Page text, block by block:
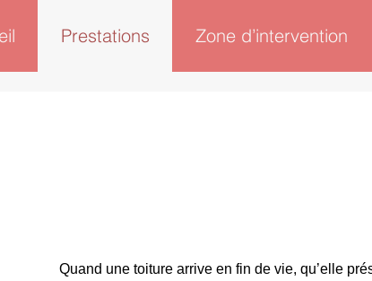
Prestations Zone d’intervention
Quand une toiture arrive en fin de vie, qu’elle